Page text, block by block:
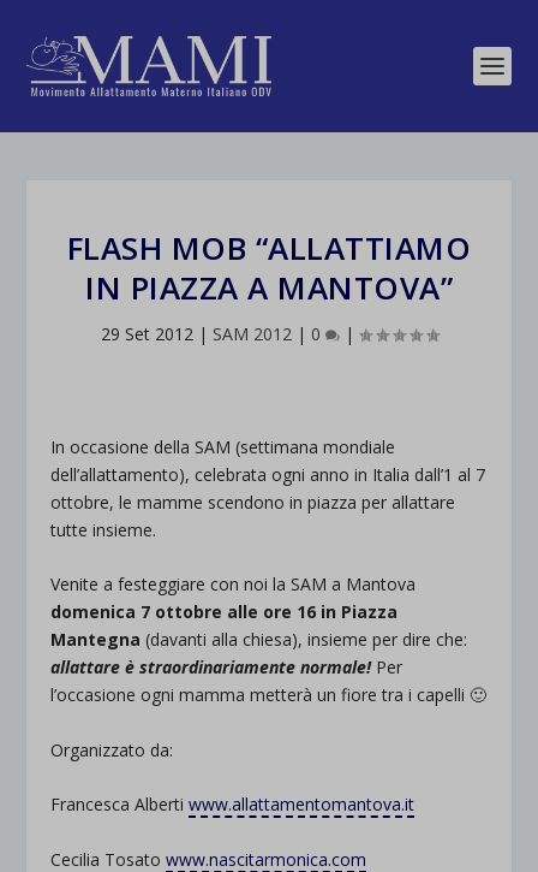
FLASH MOB “ALLATTIAMO
IN PIAZZA A MANTOVA”
29 Set 2012| SAM 2012| 0 |
In occasione della SAM (settimana mondiale
dell’allattamento), celebrata ogni anno in Italia dall’1 al 7
ottobre, le mamme scendono in piazza per allattare
tutte insieme.
Venite a festeggiare con noi la SAM a Mantova
domenica 7 ottobre alle ore 16 in Piazza
Mantegna (davanti alla chiesa), insieme per dire che:
allattare è straordinariamente normale!Per
l’occasione ogni mamma metterà un fiore tra i capelli 🙂
Organizzato da:
Francesca Albertiwww.allattamentomantova.it
Cecilia Tosatowww.nascitarmonica.com